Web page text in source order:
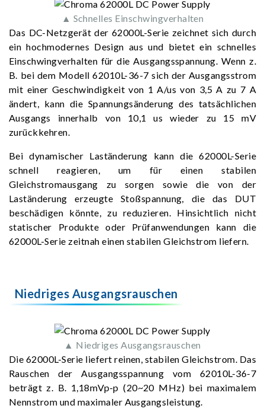
▲ Schnelles Einschwingverhalten
Das DC-Netzgerät der 62000L-Serie zeichnet sich durch
ein hochmodernes Design aus und bietet ein schnelles
Einschwingverhalten für die Ausgangsspannung. Wenn z.
B. bei dem Modell 62010L-36-7 sich der Ausgangsstrom
mit einer Geschwindigkeit von 1 A/us von 3,5 A zu 7 A
ändert, kann die Spannungsänderung des tatsächlichen
Ausgangs innerhalb von 10,1 us wieder zu 15 mV
zurückkehren.
Bei dynamischer Laständerung kann die 62000L-Serie
schnell reagieren, um für einen stabilen
Gleichstromausgang zu sorgen sowie die von der
Laständerung erzeugte Stoßspannung, die das DUT
beschädigen könnte, zu reduzieren. Hinsichtlich nicht
statischer Produkte oder Prüfanwendungen kann die
62000L-Serie zeitnah einen stabilen Gleichstrom liefern.
Niedriges Ausgangsrauschen
▲ Niedriges Ausgangsrauschen
Die 62000L-Serie liefert reinen, stabilen Gleichstrom. Das
Rauschen der Ausgangsspannung vom 62010L-36-7
beträgt z. B. 1,18mVp-p (20~20 MHz) bei maximalem
Nennstrom und maximaler Ausgangsleistung.